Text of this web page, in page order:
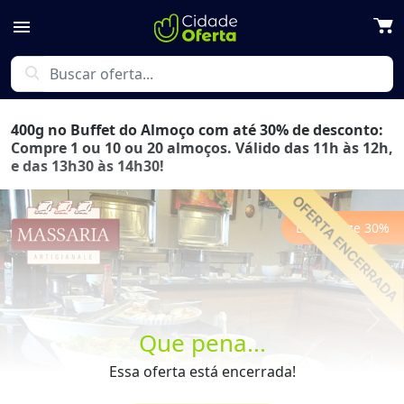
menu
search
Que pena...
Essa oferta está encerrada!
400g no Buffet do Almoço com até 30% de desconto:
Compre 1 ou 10 ou 20 almoços. Válido das 11h às 12h,
e das 13h30 às 14h30!
Economize 30%
Previous